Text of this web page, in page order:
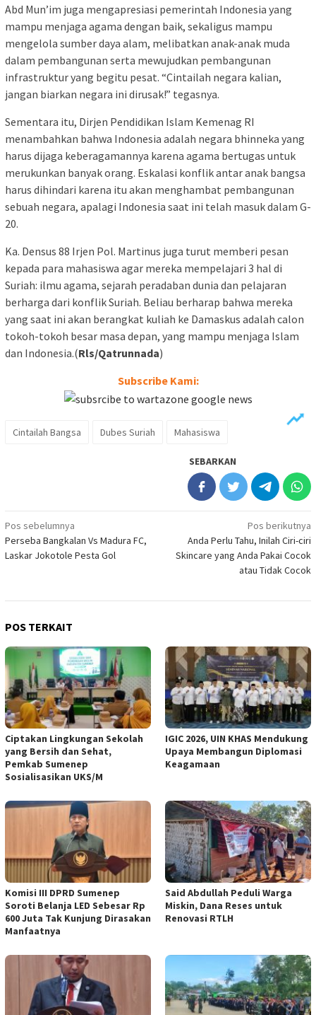
Abd Mun’im juga mengapresiasi pemerintah Indonesia yang
mampu menjaga agama dengan baik, sekaligus mampu
mengelola sumber daya alam, melibatkan anak-anak muda
dalam pembangunan serta mewujudkan pembangunan
infrastruktur yang begitu pesat. “Cintailah negara kalian,
jangan biarkan negara ini dirusak!” tegasnya.
Sementara itu, Dirjen Pendidikan Islam Kemenag RI
menambahkan bahwa Indonesia adalah negara bhinneka yang
harus dijaga keberagamannya karena agama bertugas untuk
merukunkan banyak orang. Eskalasi konflik antar anak bangsa
harus dihindari karena itu akan menghambat pembangunan
sebuah negara, apalagi Indonesia saat ini telah masuk dalam G-
20.
Ka. Densus 88 Irjen Pol. Martinus juga turut memberi pesan
kepada para mahasiswa agar mereka mempelajari 3 hal di
Suriah: ilmu agama, sejarah peradaban dunia dan pelajaran
berharga dari konflik Suriah. Beliau berharap bahwa mereka
yang saat ini akan berangkat kuliah ke Damaskus adalah calon
tokoh-tokoh besar masa depan, yang mampu menjaga Islam
dan Indonesia.(Rls/Qatrunnada)
Subscribe Kami:
Cintailah Bangsa Dubes Suriah Mahasiswa
SEBARKAN
Navigasi
pos
Pos sebelumnya
Perseba Bangkalan Vs Madura FC,
Laskar Jokotole Pesta Gol
Pos berikutnya
Anda Perlu Tahu, Inilah Ciri-ciri
Skincare yang Anda Pakai Cocok
atau Tidak Cocok
POS TERKAIT
Ciptakan Lingkungan Sekolah
yang Bersih dan Sehat,
Pemkab Sumenep
Sosialisasikan UKS/M
IGIC 2026, UIN KHAS Mendukung
Upaya Membangun Diplomasi
Keagamaan
Komisi III DPRD Sumenep
Soroti Belanja LED Sebesar Rp
600 Juta Tak Kunjung Dirasakan
Manfaatnya
Said Abdullah Peduli Warga
Miskin, Dana Reses untuk
Renovasi RTLH